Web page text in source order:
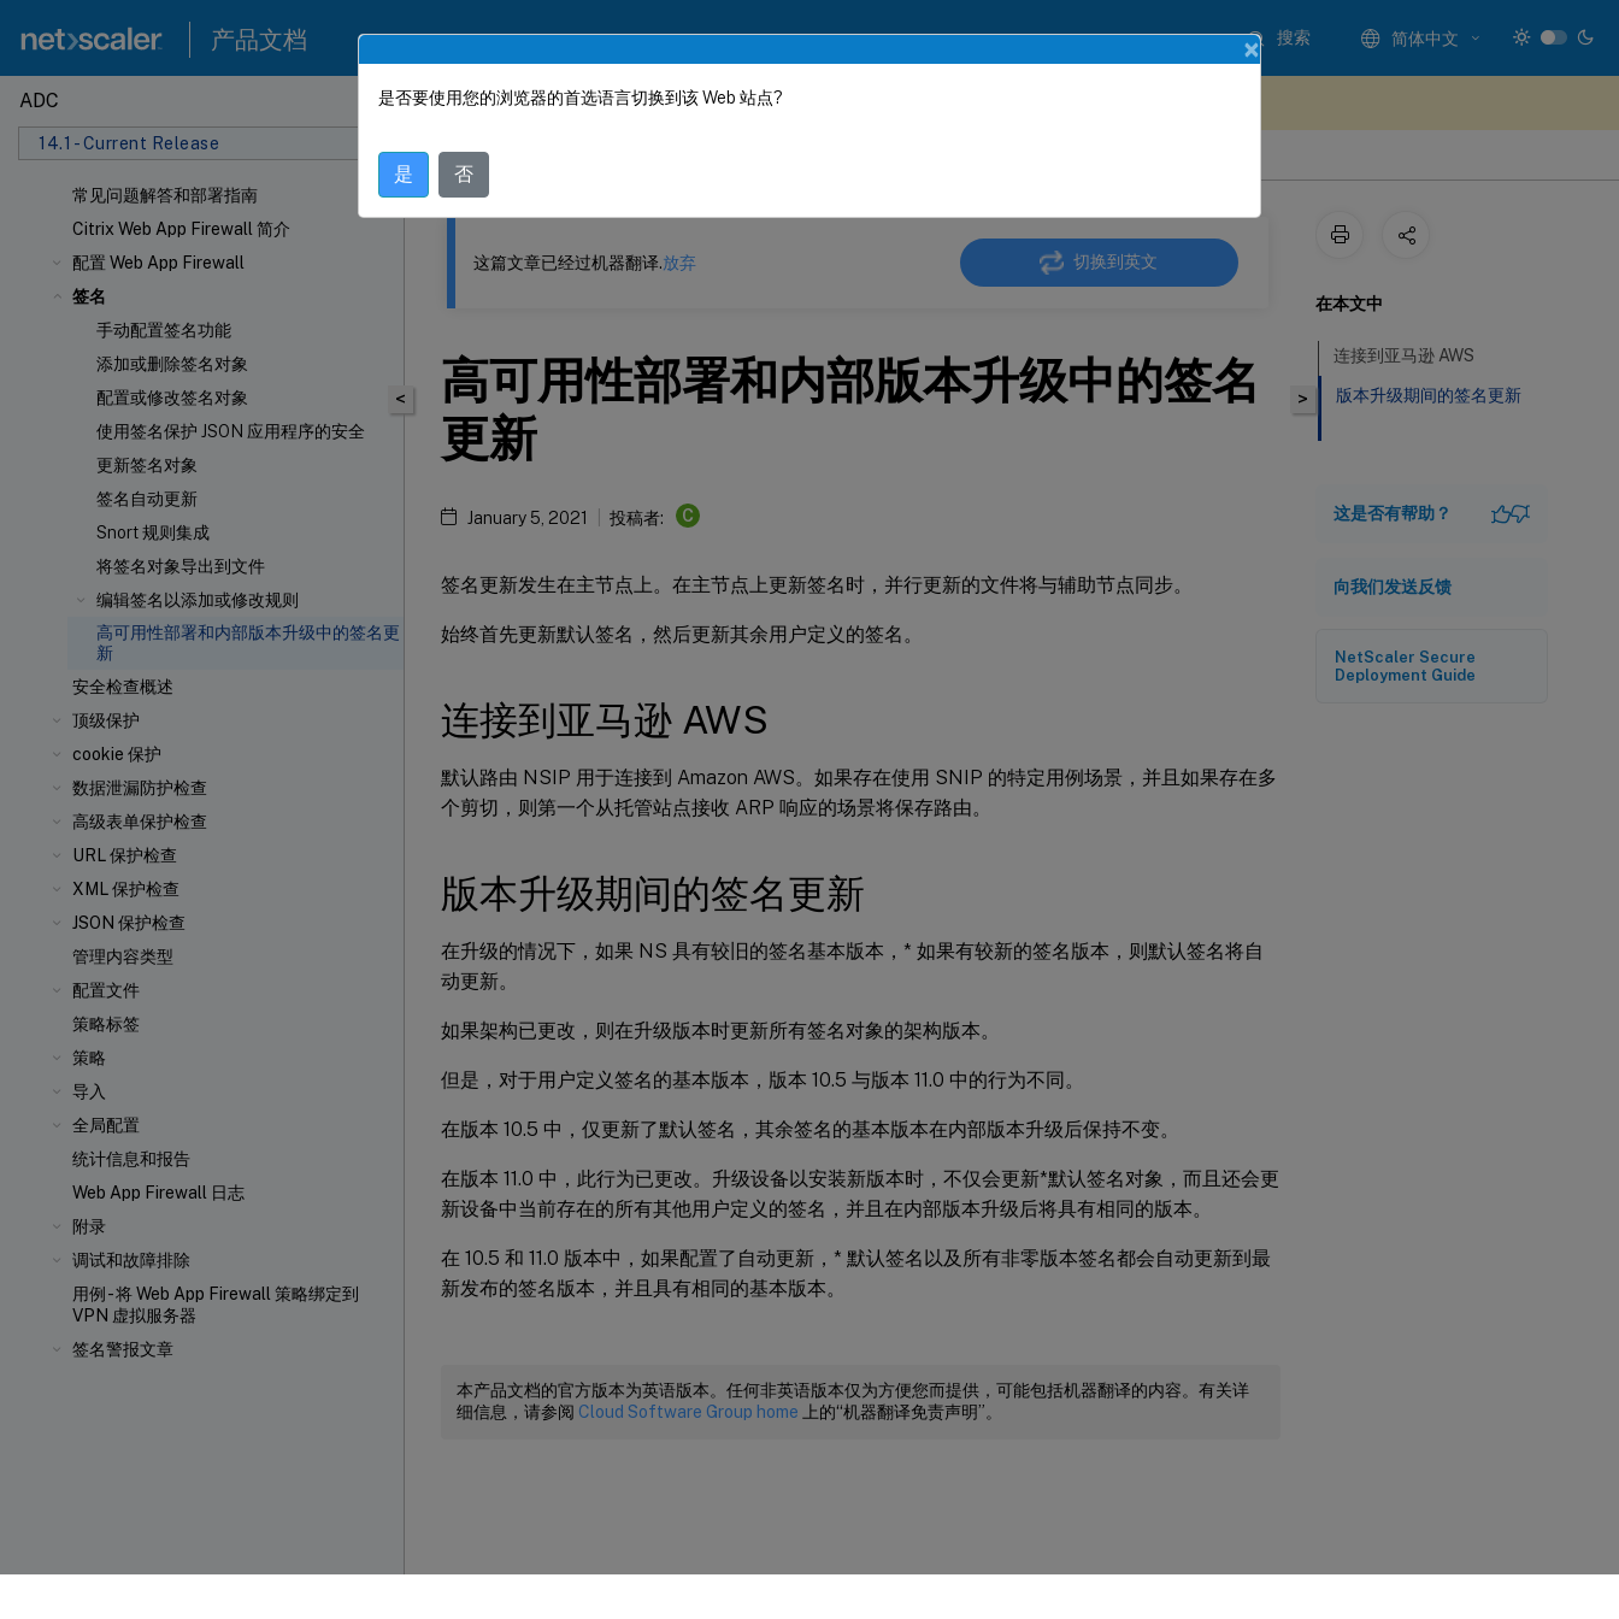
产品文档 搜索 简体中文
ADC
14.1 - Current Release
常见问题解答和部署指南
Citrix Web App Firewall 简介
配置 Web App Firewall
签名
手动配置签名功能
添加或删除签名对象
配置或修改签名对象
使用签名保护 JSON 应用程序的安全
更新签名对象
签名自动更新
Snort 规则集成
将签名对象导出到文件
编辑签名以添加或修改规则
高可用性部署和内部版本升级中的签名更
新
安全检查概述
顶级保护
cookie 保护
数据泄漏防护检查
高级表单保护检查
URL 保护检查
XML 保护检查
JSON 保护检查
管理内容类型
配置文件
策略标签
策略
导入
全局配置
统计信息和报告
Web App Firewall 日志
附录
调试和故障排除
用例 - 将 Web App Firewall 策略绑定到
VPN 虚拟服务器
签名警报文章
此内容已经过机器动态翻译。
<
这篇文章已经过机器翻译.放弃 切换到英文
高可用性部署和内部版本升级中的签名
更新
January 5, 2021 投稿者: C
签名更新发生在主节点上。在主节点上更新签名时，并行更新的文件将与辅助节点同步。
始终首先更新默认签名，然后更新其余用户定义的签名。
连接到亚马逊 AWS
默认路由 NSIP 用于连接到 Amazon AWS。如果存在使用 SNIP 的特定用例场景，并且如果存在多
个剪切，则第一个从托管站点接收 ARP 响应的场景将保存路由。
版本升级期间的签名更新
在升级的情况下，如果 NS 具有较旧的签名基本版本，* 如果有较新的签名版本，则默认签名将自
动更新。
如果架构已更改，则在升级版本时更新所有签名对象的架构版本。
但是，对于用户定义签名的基本版本，版本 10.5 与版本 11.0 中的行为不同。
在版本 10.5 中，仅更新了默认签名，其余签名的基本版本在内部版本升级后保持不变。
在版本 11.0 中，此行为已更改。升级设备以安装新版本时，不仅会更新*默认签名对象，而且还会更
新设备中当前存在的所有其他用户定义的签名，并且在内部版本升级后将具有相同的版本。
在 10.5 和 11.0 版本中，如果配置了自动更新，* 默认签名以及所有非零版本签名都会自动更新到最
新发布的签名版本，并且具有相同的基本版本。
本产品文档的官方版本为英语版本。任何非英语版本仅为方便您而提供，可能包括机器翻译的内容。有关详
细信息，请参阅 Cloud Software Group home 上的“机器翻译免责声明”。
>
在本文中
连接到亚马逊 AWS
版本升级期间的签名更新
这是否有帮助？
向我们发送反馈
NetScaler Secure
Deployment Guide
×
是否要使用您的浏览器的首选语言切换到该 Web 站点?
是 否